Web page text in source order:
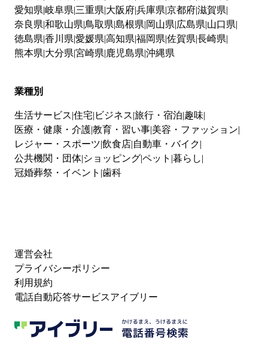
愛知県 岐阜県 三重県 大阪府兵庫県 京都府滋賀県
奈良県 和歌山県 鳥取県 島根県 岡山県 広島県 山口県
徳島県 香川県 愛媛県 高知県 福岡県 佐賀県 長崎県
熊本県 大分県 宮崎県 鹿児島県 沖縄県
業種別
生活サービス 住宅 ビジネス 旅行・宿泊 趣味
医療・健康・介護教育・習い事 美容・ファッション
レジャー・スポーツ 飲食店 自動車・バイク
公共機関・団体 ショッピングペット 暮らし
冠婚葬祭・イベント 歯科
運営会社
プライバシーポリシー
利用規約
電話自動応答サービスアイブリー